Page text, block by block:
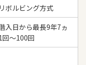
ボルビング方式
入日から最長9年7ヵ
回～100回